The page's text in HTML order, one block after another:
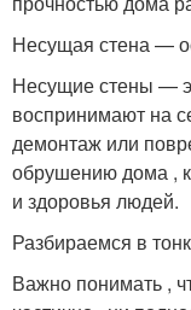
Несущая стена —
Несущие стены —
воспринимают на
демонтаж или
обрушению дома ,
и здоровья людей.
Разбираемся в
Важно понимать ,